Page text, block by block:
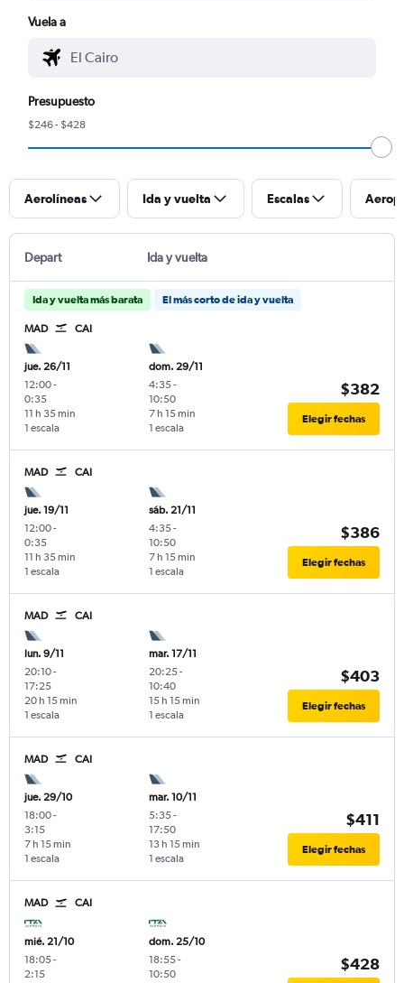
Vuela a
Presupuesto
$246 - $428
Aerolíneas Ida y vuelta Escalas
Depart Ida y vuelta
Ida y vuelta más barata El más corto de ida y vuelta
MAD CAI
jue. 26/11
12:00-
0:35
1 escala
11 h 35 min
dom. 29/11
4:35-
10:50
1 escala
7 h 15 min
$382
Elegir fechas
MAD CAI
jue. 19/11
12:00-
0:35
1 escala
11 h 35 min
sáb. 21/11
4:35-
10:50
1 escala
7 h 15 min
$386
Elegir fechas
MAD CAI
lun. 9/11
20:10-
17:25
1 escala
20 h 15 min
mar. 17/11
20:25-
10:40
1 escala
15 h 15 min
$403
Elegir fechas
MAD CAI
jue. 29/10
18:00-
3:15
1 escala
7 h 15 min
mar. 10/11
5:35-
17:50
1 escala
13 h 15 min
$411
Elegir fechas
MAD CAI
mié. 21/10
18:05-
2:15
dom. 25/10
18:55-
10:50
$428